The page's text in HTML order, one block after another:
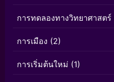
การทดลองทางวิทยาศาสตร์
การเมือง (2)
การเริ่มต้นใหม่ (1)